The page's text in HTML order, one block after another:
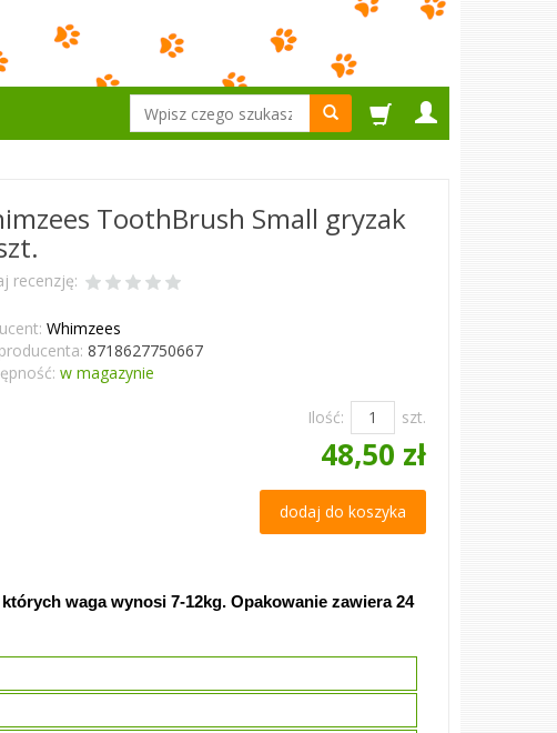
Wyszukaj
ToothBrush Small gryzak
recenzję:
Whimzees
8718627750667
w magazynie
Ilość: szt.
48,50 zł
dodaj do koszyka
waga wynosi 7-12kg. Opakowanie zawiera 24